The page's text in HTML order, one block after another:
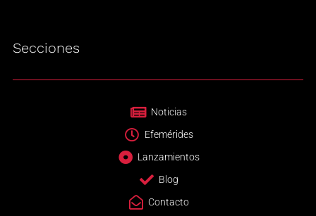
Secciones
Noticias
Efemérides
Lanzamientos
Blog
Contacto